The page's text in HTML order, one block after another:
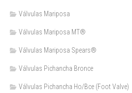
Válvulas Mariposa
Válvulas Mariposa MT®
Válvulas Mariposa Spears®
Válvulas Pichancha Bronce
Válvulas Pichancha Ho/Bce (Foot Valve)